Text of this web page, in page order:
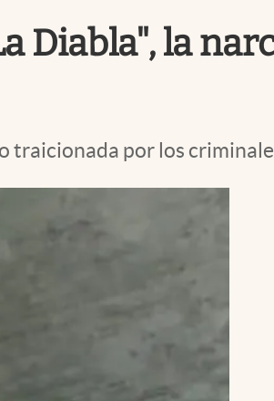
Diabla", la
traicionada por los